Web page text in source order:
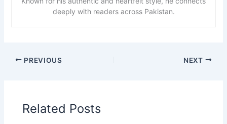
deeply with readers across Pakistan.
PREVIOUS NEXT
Related Posts